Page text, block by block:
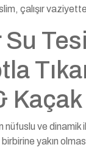
çalışır
nüfuslu ve dinamik
birbirine yakın